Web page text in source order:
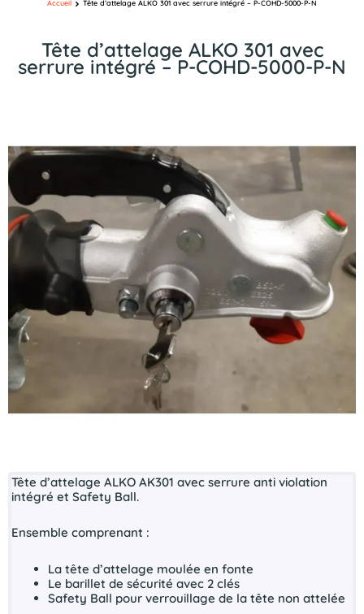
Tête d’attelage ALKO 301 avec
serrure intégré – P-COHD-5000-P-N
Accueil Tête d’attelage ALKO 301 avec serrure intégré – P-COHD-5000-P-N
Tête d’attelage ALKO AK301 avec serrure anti violation
intégré et Safety Ball.
Ensemble comprenant :
La tête d’attelage moulée en fonte
Le barillet de sécurité avec 2 clés
Safety Ball pour verrouillage de la tête non attelée